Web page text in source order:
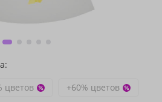
цветов +60% цветов